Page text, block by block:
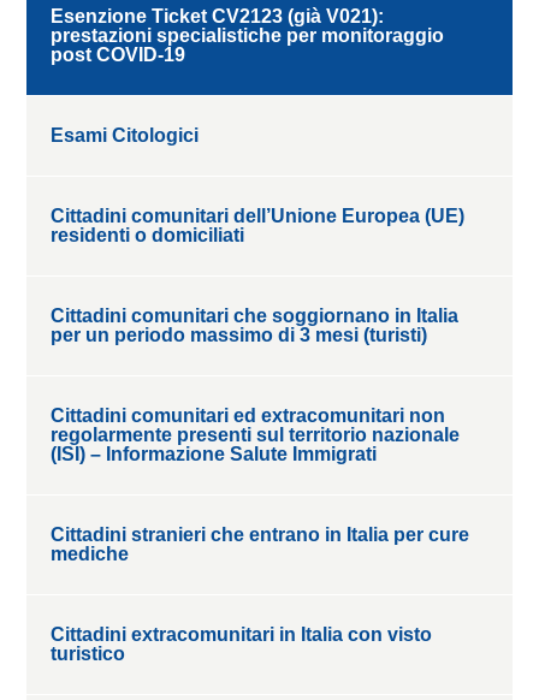
Esenzione Ticket CV2123 (già V021):
prestazioni specialistiche per monitoraggio
post COVID-19
Esami Citologici
Cittadini comunitari dell’Unione Europea (UE)
residenti o domiciliati
Cittadini comunitari che soggiornano in Italia
per un periodo massimo di 3 mesi (turisti)
Cittadini comunitari ed extracomunitari non
regolarmente presenti sul territorio nazionale
(ISI) – Informazione Salute Immigrati
Cittadini stranieri che entrano in Italia per cure
mediche
Cittadini extracomunitari in Italia con visto
turistico